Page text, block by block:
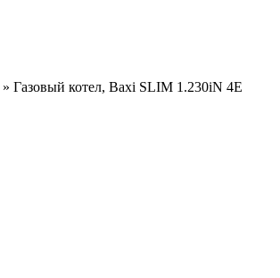
» Газовый котел, Baxi SLIM 1.230iN 4E